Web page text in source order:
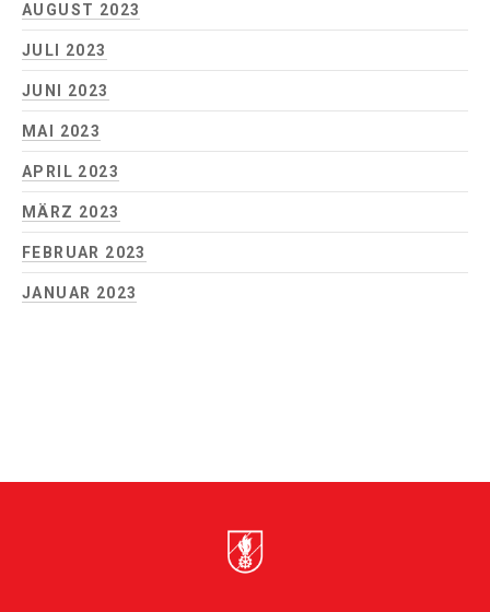
AUGUST 2023
JULI 2023
JUNI 2023
MAI 2023
APRIL 2023
MÄRZ 2023
FEBRUAR 2023
JANUAR 2023